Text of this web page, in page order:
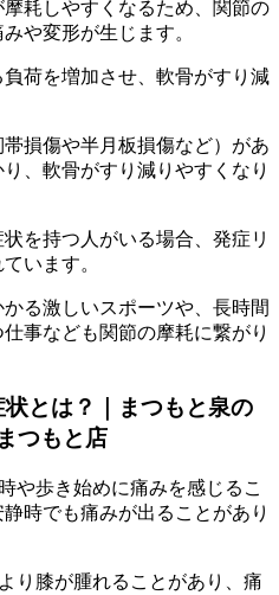
耗しやすくなるため、関節の
や変形が生じます。
荷を増加させ、軟骨がすり減
損傷や半月板損傷など）があ
、軟骨がすり減りやすくなり
を持つ人がいる場合、発症リ
います。
る激しいスポーツや、長時間
事なども関節の摩耗に繋がり
とは？｜まつもと泉の
つもと店
や歩き始めに痛みを感じるこ
時でも痛みが出ることがあり
り膝が腫れることがあり、痛